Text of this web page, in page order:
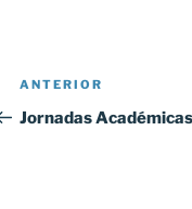
Navegación
de
Entrada
anterior:
ANTERIOR
Jornadas